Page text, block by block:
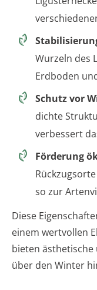
Wurzeln des
Erdboden
Schutz vor
dichte
verbessert
Förderung
so zur
Diese
einem wertvollen
bieten
über den Winter